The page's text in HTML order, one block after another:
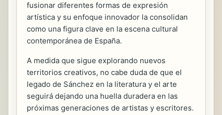
fusionar diferentes formas de expresión
artística y su enfoque innovador la consolidan
como una figura clave en la escena cultural
contemporánea de España.
A medida que sigue explorando nuevos
territorios creativos, no cabe duda de que el
legado de Sánchez en la literatura y el arte
seguirá dejando una huella duradera en las
próximas generaciones de artistas y escritores.